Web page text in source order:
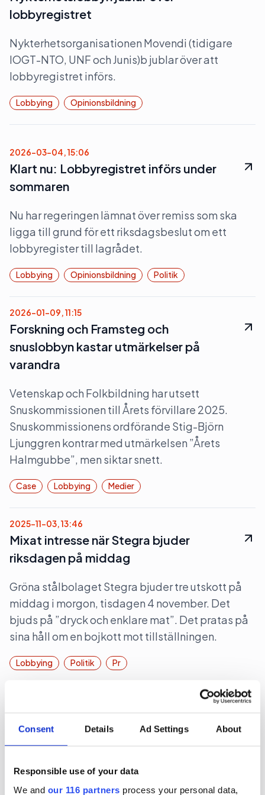
Consent Details Ad Settings About
Responsible use of your data
We and our 116 partners process your personal data,
lobbyregistret
Nykterhetsorganisationen Movendi (tidigare
IOGT-NTO, UNF och Junis)b jublar över att
lobbyregistret införs.
Lobbying Opinionsbildning
2026-03-04, 15:06
Klart nu: Lobbyregistret införs under
sommaren
Nu har regeringen lämnat över remiss som ska
ligga till grund för ett riksdagsbeslut om ett
lobbyregister till lagrådet.
Lobbying Opinionsbildning Politik
2026-01-09, 11:15
Forskning och Framsteg och
snuslobbyn kastar utmärkelser på
varandra
Vetenskap och Folkbildning har utsett
Snuskommissionen till Årets förvillare 2025.
Snuskommissionens ordförande Stig-Björn
Ljunggren kontrar med utmärkelsen ”Årets
Halmgubbe”, men siktar snett.
Case Lobbying Medier
2025-11-03, 13:46
Mixat intresse när Stegra bjuder
riksdagen på middag
Gröna stålbolaget Stegra bjuder tre utskott på
middag i morgon, tisdagen 4 november. Det
bjuds på ”dryck och enklare mat”. Det pratas på
sina håll om en bojkott mot tillställningen.
Lobbying Politik Pr
The Swedish Thing blir byrå för
civilsamhället
byrå med S-stämpel. Nu tar byrån en ny position